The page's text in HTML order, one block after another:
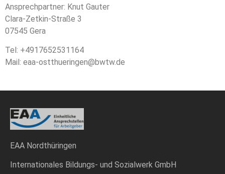
Ansprechpartner: Knut Gauter
Clara-Zetkin-Straße 3
07545 Gera
Tel: +4917652531164
Mail: eaa-ostthueringen@bwtw.de
EAA Nordthüringen
Internationales Bildungs- und Sozialwerk GmbH